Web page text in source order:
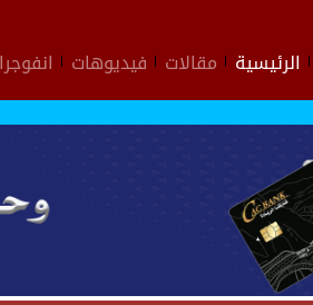
الرئيسية مقالات فيديوهات